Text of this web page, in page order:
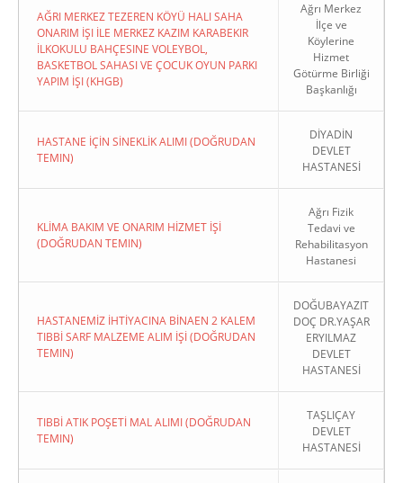
AĞRI MERKEZ TEZEREN KÖYÜ HALI SAHA
ONARIM İŞI İLE MERKEZ KAZIM KARABEKIR
İLKOKULU BAHÇESINE VOLEYBOL,
BASKETBOL SAHASI VE ÇOCUK OYUN PARKI
YAPIM İŞI (KHGB)
Ağrı Merkez
İlçe ve
Köylerine
Hizmet
Götürme Birliği
Başkanlığı
HASTANE İÇİN SİNEKLİK ALIMI (DOĞRUDAN
TEMIN)
DİYADİN
DEVLET
HASTANESİ
KLİMA BAKIM VE ONARIM HİZMET İŞİ
(DOĞRUDAN TEMIN)
Ağrı Fizik
Tedavi ve
Rehabilitasyon
Hastanesi
HASTANEMİZ İHTİYACINA BİNAEN 2 KALEM
TIBBİ SARF MALZEME ALIM İŞİ (DOĞRUDAN
TEMIN)
DOĞUBAYAZIT
DOÇ DR.YAŞAR
ERYILMAZ
DEVLET
HASTANESİ
TIBBİ ATIK POŞETİ MAL ALIMI (DOĞRUDAN
TEMIN)
TAŞLIÇAY
DEVLET
HASTANESİ